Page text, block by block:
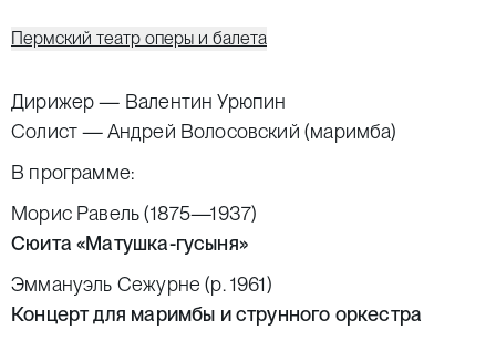
Пермский театр оперы и балета
Дирижер — Валентин Урюпин
Солист — Андрей Волосовский (маримба)
В программе:
Морис Равель (1875—1937)
Сюита «Матушка-гусыня»
Эммануэль Сежурне (р. 1961)
Концерт для маримбы и струнного оркестра